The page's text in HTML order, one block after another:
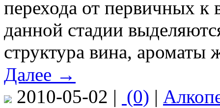
перехода от первичных
данной стадии
структура вина,
Далее →
2010-05-02 | (0) |